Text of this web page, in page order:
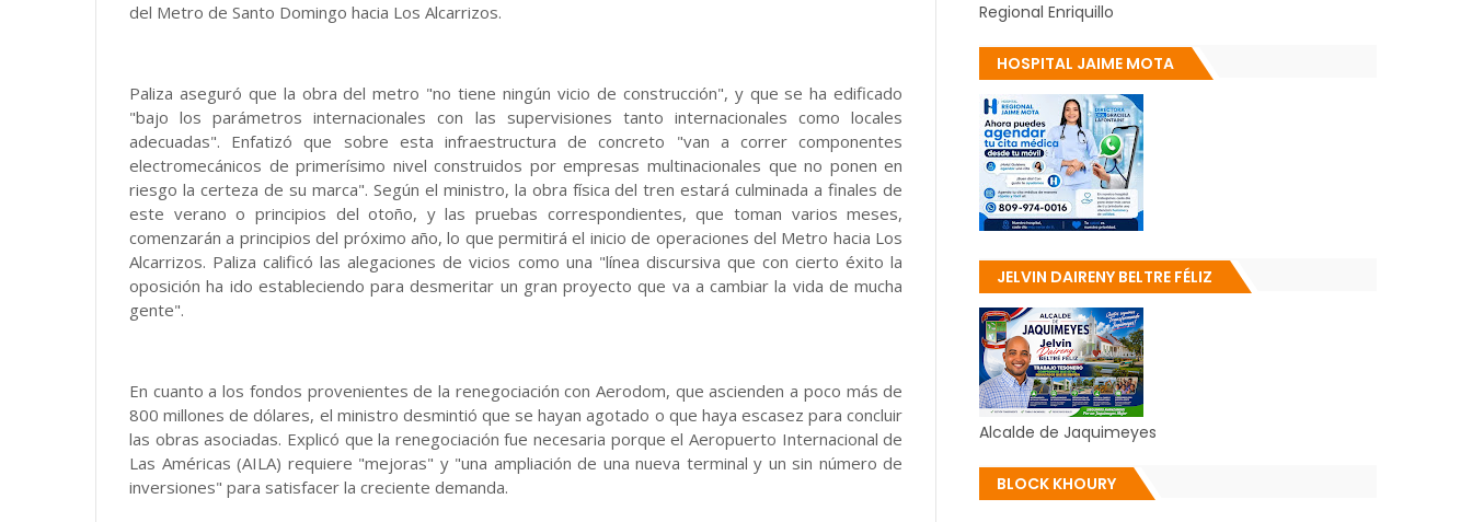
del Metro de Santo Domingo hacia Los Alcarrizos.
Paliza aseguró que la obra del metro "no tiene ningún vicio de construcción", y que se ha edificado
"bajo los parámetros internacionales con las supervisiones tanto internacionales como locales
adecuadas". Enfatizó que sobre esta infraestructura de concreto "van a correr componentes
electromecánicos de primerísimo nivel construidos por empresas multinacionales que no ponen en
riesgo la certeza de su marca". Según el ministro, la obra física del tren estará culminada a finales de
este verano o principios del otoño, y las pruebas correspondientes, que toman varios meses,
comenzarán a principios del próximo año, lo que permitirá el inicio de operaciones del Metro hacia Los
Alcarrizos. Paliza calificó las alegaciones de vicios como una "línea discursiva que con cierto éxito la
oposición ha ido estableciendo para desmeritar un gran proyecto que va a cambiar la vida de mucha
gente".
En cuanto a los fondos provenientes de la renegociación con Aerodom, que ascienden a poco más de
800 millones de dólares, el ministro desmintió que se hayan agotado o que haya escasez para concluir
las obras asociadas. Explicó que la renegociación fue necesaria porque el Aeropuerto Internacional de
Las Américas (AILA) requiere "mejoras" y "una ampliación de una nueva terminal y un sin número de
inversiones" para satisfacer la creciente demanda.
Regional Enriquillo
HOSPITAL JAIME MOTA
JELVIN DAIRENY BELTRE FÉLIZ
Alcalde de Jaquimeyes
BLOCK KHOURY